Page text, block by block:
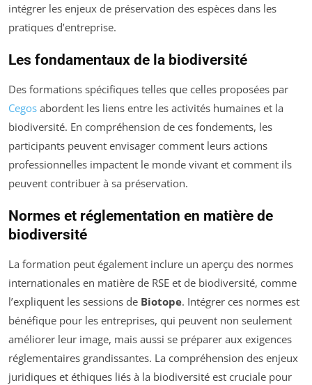
intégrer les enjeux de préservation des espèces dans les
pratiques d’entreprise.
Les fondamentaux de la biodiversité
Des formations spécifiques telles que celles proposées par
Cegos abordent les liens entre les activités humaines et la
biodiversité. En compréhension de ces fondements, les
participants peuvent envisager comment leurs actions
professionnelles impactent le monde vivant et comment ils
peuvent contribuer à sa préservation.
Normes et réglementation en matière de
biodiversité
La formation peut également inclure un aperçu des normes
internationales en matière de RSE et de biodiversité, comme
l’expliquent les sessions de Biotope. Intégrer ces normes est
bénéfique pour les entreprises, qui peuvent non seulement
améliorer leur image, mais aussi se préparer aux exigences
réglementaires grandissantes. La compréhension des enjeux
juridiques et éthiques liés à la biodiversité est cruciale pour